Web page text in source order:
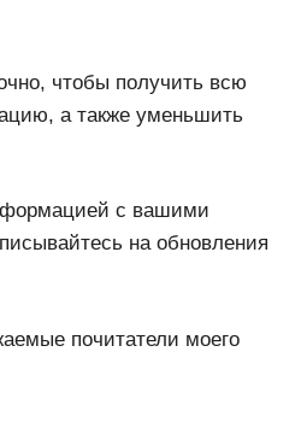
чтобы получить всю
а также уменьшить
с вашими
на обновления
почитатели моего